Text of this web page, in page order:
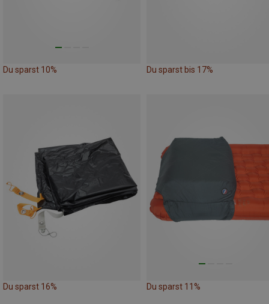
Du sparst 10% Du sparst bis 17%
Du sparst 16% Du sparst 11%